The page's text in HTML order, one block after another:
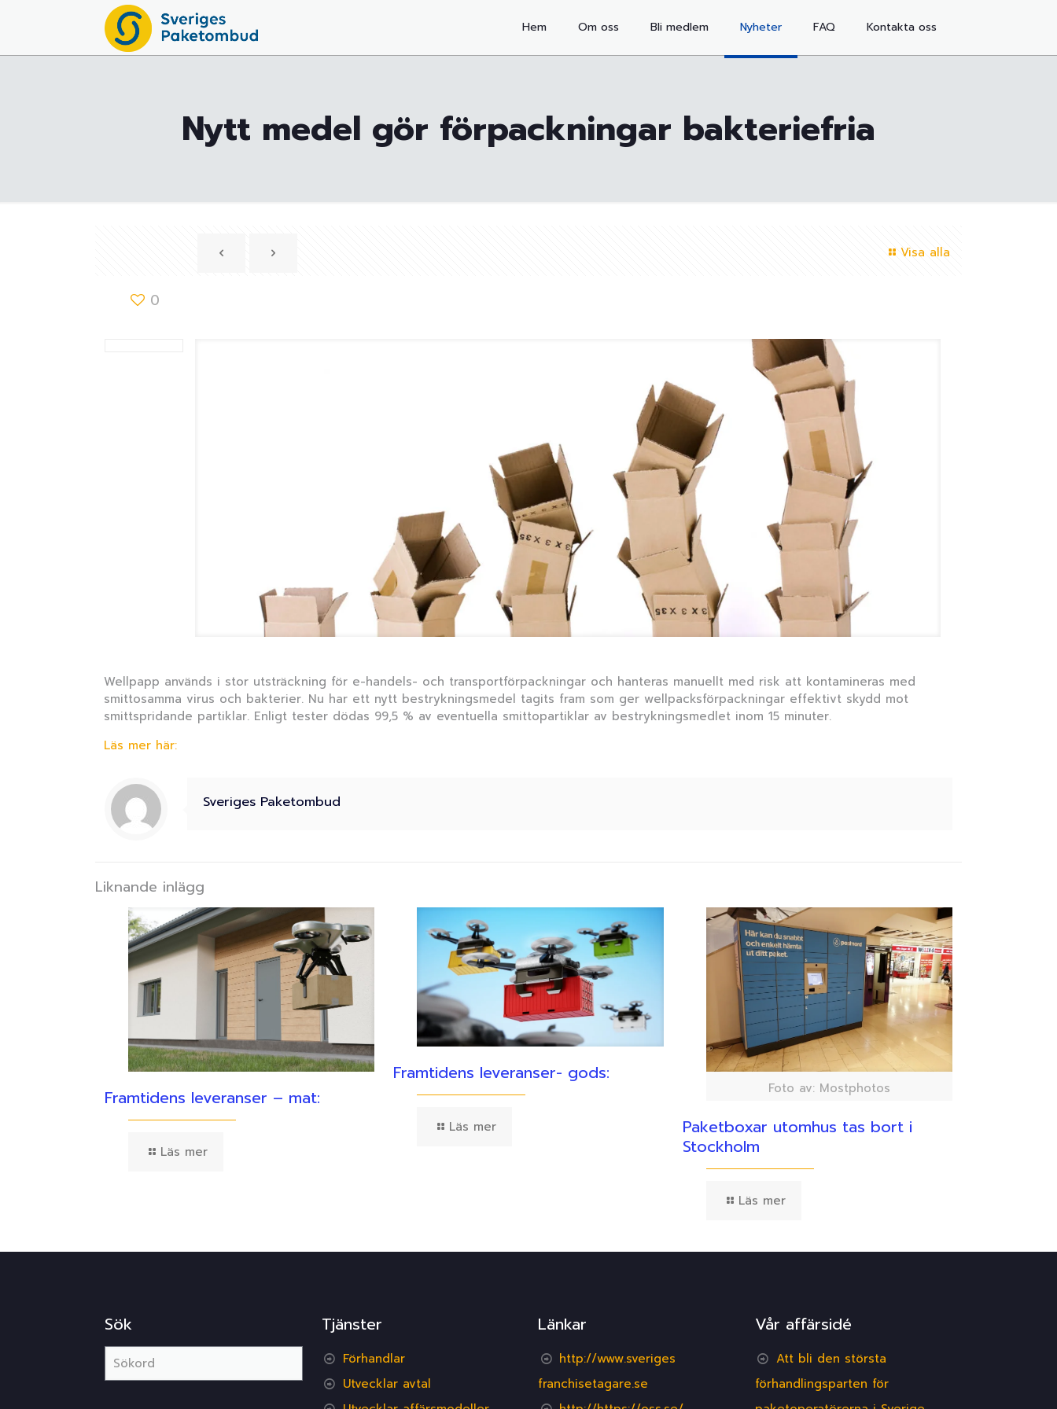
Hem Om oss Bli medlem Nyheter FAQ Kontakta oss
Nytt medel gör förpackningar bakteriefria
Visa alla
0
Wellpapp används i stor utsträckning för e-handels- och transportförpackningar och hanteras manuellt med risk att kontamineras med
smittosamma virus och bakterier. Nu har ett nytt bestrykningsmedel tagits fram som ger wellpacksförpackningar effektivt skydd mot
smittspridande partiklar. Enligt tester dödas 99,5 % av eventuella smittopartiklar av bestrykningsmedlet inom 15 minuter.
Läs mer här:
Sveriges Paketombud
Liknande inlägg
Framtidens leveranser – mat:
Läs mer
Framtidens leveranser- gods:
Läs mer
Foto av: Mostphotos
Paketboxar utomhus tas bort i
Stockholm
Läs mer
Sök Tjänster
Förhandlar
Utvecklar avtal
Länkar
http://www.sveriges
franchisetagare.se
Vår affärsidé
Att bli den största
förhandlingsparten för